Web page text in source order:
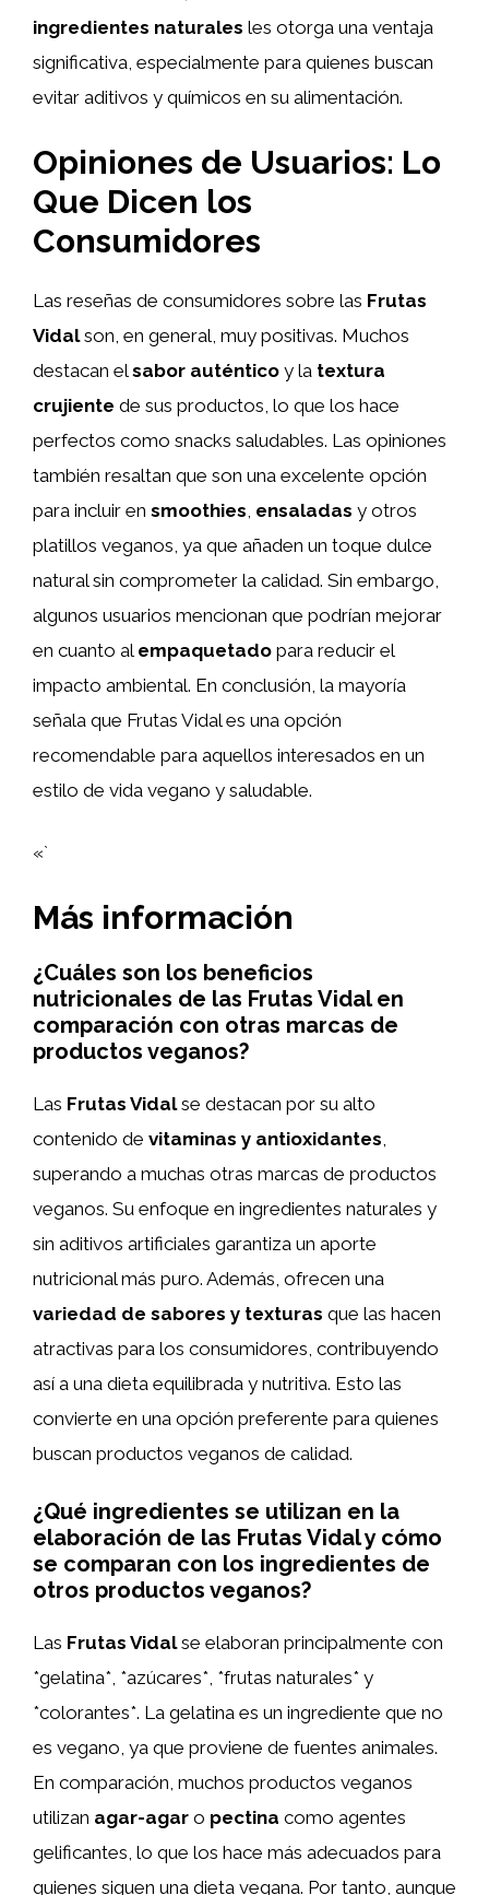
ingredientes naturales les otorga una ventaja
significativa, especialmente para quienes buscan
evitar aditivos y químicos en su alimentación.
Opiniones de Usuarios: Lo
Que Dicen los
Consumidores
Las reseñas de consumidores sobre las Frutas
Vidalson, en general, muy positivas. Muchos
destacan elsabor auténtico y la textura
crujiente de sus productos, lo que los hace
perfectos como snacks saludables. Las opiniones
también resaltan que son una excelente opción
para incluir en smoothies ensaladas y otros
platillos veganos, ya que añaden un toque dulce
natural sin comprometer la calidad. Sin embargo,
algunos usuarios mencionan que podrían mejorar
en cuanto al empaquetado para reducir el
impacto ambiental. En conclusión, la mayoría
señala que Frutas Vidal es una opción
recomendable para aquellos interesados en un
estilo de vida vegano y saludable.
«`
Más información
¿Cuáles son los beneficios
nutricionales de las Frutas Vidal en
comparación con otras marcas de
productos veganos?
Las Frutas Vidalse destacan por su alto
contenido de vitaminas y antioxidantes
superando a muchas otras marcas de productos
veganos. Su enfoque en ingredientes naturales y
sin aditivos artificiales garantiza un aporte
nutricional más puro. Además, ofrecen una
variedad de sabores y texturas que las hacen
atractivas para los consumidores, contribuyendo
así a una dieta equilibrada y nutritiva. Esto las
convierte en una opción preferente para quienes
buscan productos veganos de calidad.
¿Qué ingredientes se utilizan en la
elaboración de las Frutas Vidal y cómo
se comparan con los ingredientes de
otros productos veganos?
Las Frutas Vidalse elaboran principalmente con
*gelatina*, *azúcares*, *frutas naturales* y
*colorantes*. La gelatina es un ingrediente que no
es vegano, ya que proviene de fuentes animales.
En comparación, muchos productos veganos
utilizan agar-agar o pectina como agentes
gelificantes, lo que los hace más adecuados para
quienes siguen una dieta vegana. Por tanto, aunque